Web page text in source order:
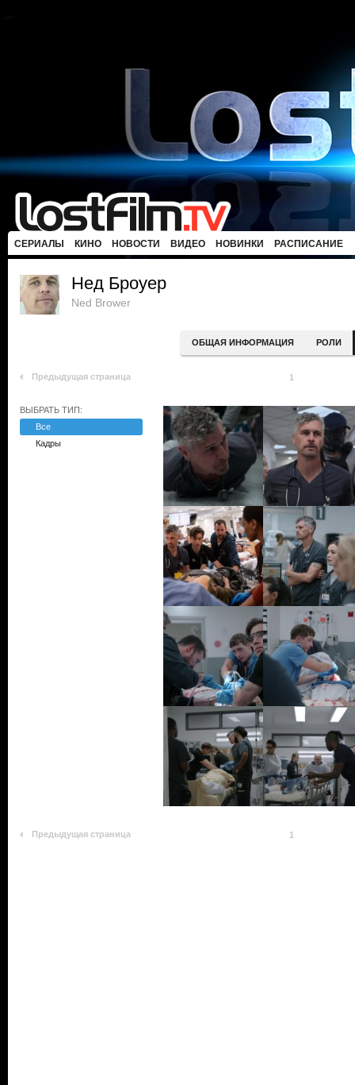
СЕРИАЛЫ КИНО НОВОСТИ ВИДЕО НОВИНКИ РАСПИСАНИЕ
Нед Броуер
Ned Brower
ОБЩАЯ ИНФОРМАЦИЯ РОЛИ
Предыдущая страница 1
ВЫБРАТЬ ТИП:
Все
Кадры
Предыдущая страница 1